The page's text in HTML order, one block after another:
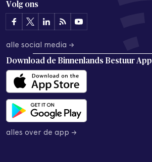
Volg ons
alle social media →
Download de Binnenlands Bestuur App
alles over de app →